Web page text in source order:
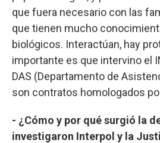
que fuera necesario con las
que tienen mucho
biológicos. Interactúan, hay
importante es que intervino el
DAS (Departamento de
son contratos homologados
- ¿Cómo y por qué surgió la
investigaron Interpol y la